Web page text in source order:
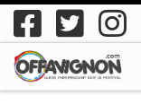
Passer au contenu